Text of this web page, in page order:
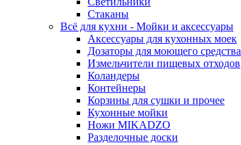
Стаканы
Всё для кухни - Мойки и аксессуары
Аксессуары для кухонных моек
Дозаторы для моющего средства
Измельчители пищевых отходов
Коландеры
Контейнеры
Корзины для сушки и прочее
Кухонные мойки
Ножи MIKADZO
Разделочные доски